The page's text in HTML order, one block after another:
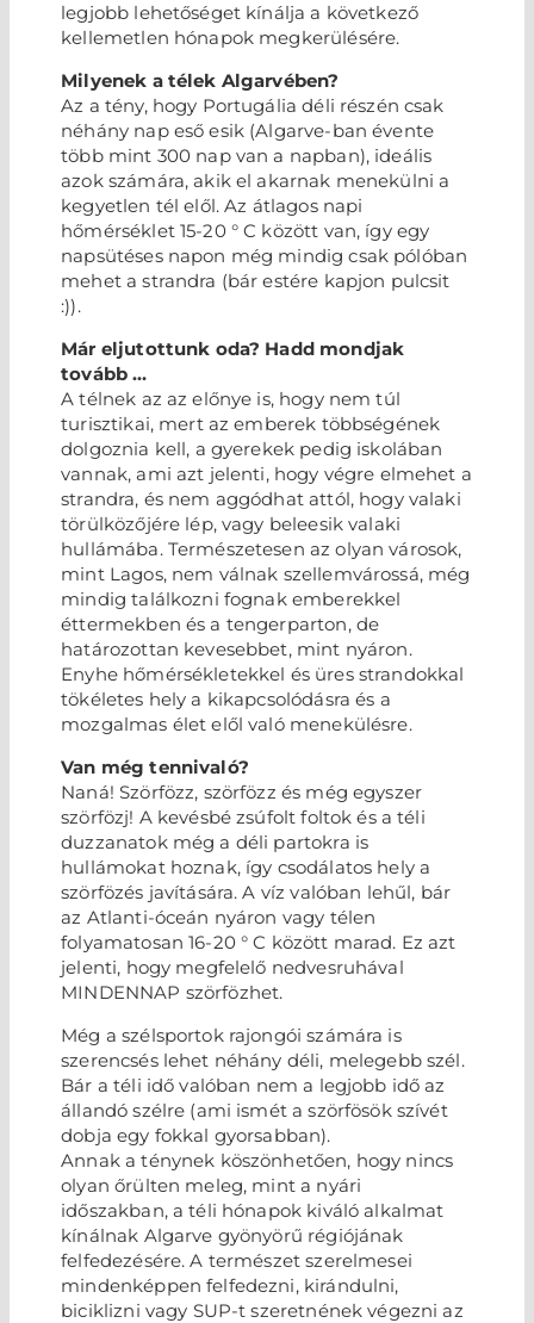
legjobb lehetőséget kínálja a következő
kellemetlen hónapok megkerülésére.
Milyenek a télek Algarvében?
Az a tény, hogy Portugália déli részén csak
néhány nap eső esik (Algarve-ban évente
több mint 300 nap van a napban), ideális
azok számára, akik el akarnak menekülni a
kegyetlen tél elől. Az átlagos napi
hőmérséklet 15-20 ° C között van, így egy
napsütéses napon még mindig csak pólóban
mehet a strandra (bár estére kapjon pulcsit
:)).
Már eljutottunk oda? Hadd mondjak
tovább …
A télnek az az előnye is, hogy nem túl
turisztikai, mert az emberek többségének
dolgoznia kell, a gyerekek pedig iskolában
vannak, ami azt jelenti, hogy végre elmehet a
strandra, és nem aggódhat attól, hogy valaki
törülközőjére lép, vagy beleesik valaki
hullámába. Természetesen az olyan városok,
mint Lagos, nem válnak szellemvárossá, még
mindig találkozni fognak emberekkel
éttermekben és a tengerparton, de
határozottan kevesebbet, mint nyáron.
Enyhe hőmérsékletekkel és üres strandokkal
tökéletes hely a kikapcsolódásra és a
mozgalmas élet elől való menekülésre.
Van még tennivaló?
Naná! Szörfözz, szörfözz és még egyszer
szörfözj! A kevésbé zsúfolt foltok és a téli
duzzanatok még a déli partokra is
hullámokat hoznak, így csodálatos hely a
szörfözés javítására. A víz valóban lehűl, bár
az Atlanti-óceán nyáron vagy télen
folyamatosan 16-20 ° C között marad. Ez azt
jelenti, hogy megfelelő nedvesruhával
MINDENNAP szörfözhet.
Még a szélsportok rajongói számára is
szerencsés lehet néhány déli, melegebb szél.
Bár a téli idő valóban nem a legjobb idő az
állandó szélre (ami ismét a szörfösök szívét
dobja egy fokkal gyorsabban).
Annak a ténynek köszönhetően, hogy nincs
olyan őrülten meleg, mint a nyári
időszakban, a téli hónapok kiváló alkalmat
kínálnak Algarve gyönyörű régiójának
felfedezésére. A természet szerelmesei
mindenképpen felfedezni, kirándulni,
biciklizni vagy SUP-t szeretnének végezni az